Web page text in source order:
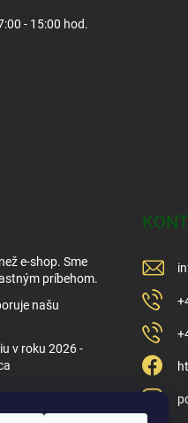
- 15:00 hod.
e-shop. Sme
príbehom.
našu
v roku 2026 -
videnia